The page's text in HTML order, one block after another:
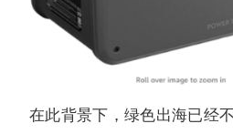
在此背景下，绿色出海已经